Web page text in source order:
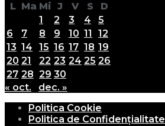
L Ma Mi J V S
D
1
2 3 4
5
6
7 8 9 10 11
12
13 14 15 16 17 18 19
20 21 22 23 24 25 26
27 28 29 30
« oct.
dec. »
Politica Cookie
Politica de Confidențialitate